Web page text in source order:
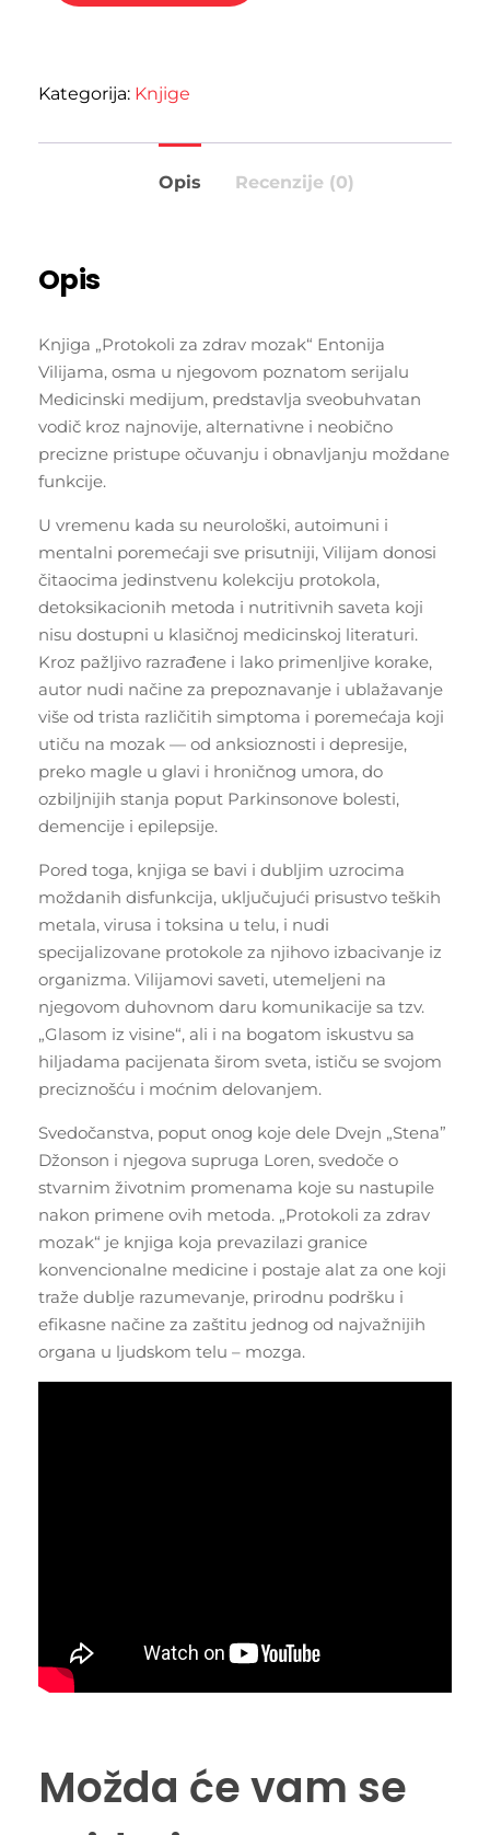
Kategorija: Knjige
Opis Recenzije (0)
Opis
Knjiga „Protokoli za zdrav mozak“ Entonija
Vilijama, osma u njegovom poznatom serijalu
Medicinski medijum, predstavlja sveobuhvatan
vodič kroz najnovije, alternativne i neobično
precizne pristupe očuvanju i obnavljanju moždane
funkcije.
U vremenu kada su neurološki, autoimuni i
mentalni poremećaji sve prisutniji, Vilijam donosi
čitaocima jedinstvenu kolekciju protokola,
detoksikacionih metoda i nutritivnih saveta koji
nisu dostupni u klasičnoj medicinskoj literaturi.
Kroz pažljivo razrađene i lako primenljive korake,
autor nudi načine za prepoznavanje i ublažavanje
više od trista različitih simptoma i poremećaja koji
utiču na mozak — od anksioznosti i depresije,
preko magle u glavi i hroničnog umora, do
ozbiljnijih stanja poput Parkinsonove bolesti,
demencije i epilepsije.
Pored toga, knjiga se bavi i dubljim uzrocima
moždanih disfunkcija, uključujući prisustvo teških
metala, virusa i toksina u telu, i nudi
specijalizovane protokole za njihovo izbacivanje iz
organizma. Vilijamovi saveti, utemeljeni na
njegovom duhovnom daru komunikacije sa tzv.
„Glasom iz visine“, ali i na bogatom iskustvu sa
hiljadama pacijenata širom sveta, ističu se svojom
preciznošću i moćnim delovanjem.
Svedočanstva, poput onog koje dele Dvejn „Stena”
Džonson i njegova supruga Loren, svedoče o
stvarnim životnim promenama koje su nastupile
nakon primene ovih metoda. „Protokoli za zdrav
mozak“ je knjiga koja prevazilazi granice
konvencionalne medicine i postaje alat za one koji
traže dublje razumevanje, prirodnu podršku i
efikasne načine za zaštitu jednog od najvažnijih
organa u ljudskom telu – mozga.
Možda će vam se